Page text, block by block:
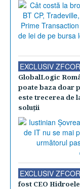
EXCLUSIV
GlobalLogic
poate baza doar
este trecerea de
soluţii
EXCLUSIV
fost CEO